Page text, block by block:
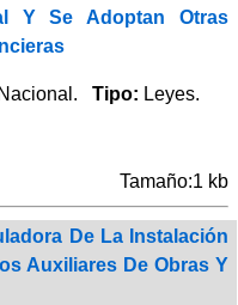
Y Se Adoptan Otras
Tipo: Leyes.
Tamaño:1 kb
De La Instalación
Auxiliares De Obras Y